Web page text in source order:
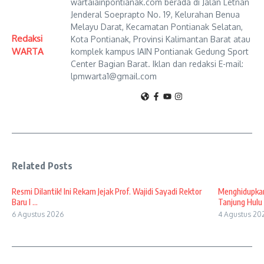
Redaksi
WARTA
wartaiainpontianak.com berada di Jalan Letnan
Jenderal Soeprapto No. 19, Kelurahan Benua
Melayu Darat, Kecamatan Pontianak Selatan,
Kota Pontianak, Provinsi Kalimantan Barat atau
komplek kampus IAIN Pontianak Gedung Sport
Center Bagian Barat. Iklan dan redaksi E-mail:
lpmwarta1@gmail.com
Related Posts
Resmi Dilantik! Ini Rekam Jejak Prof. Wajidi Sayadi Rektor
Baru I ...
6 Agustus 2026
Tanjung Hulu
4 Agustus